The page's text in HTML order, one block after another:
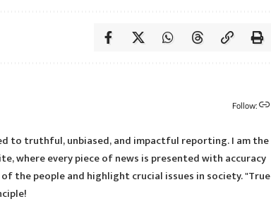
Follow:
to truthful, unbiased, and impactful reporting. I am the
where every piece of news is presented with accuracy
the people and highlight crucial issues in society. "True